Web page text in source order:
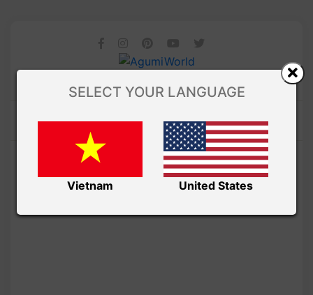
SELECT YOUR LANGUAGE
Vietnam United States